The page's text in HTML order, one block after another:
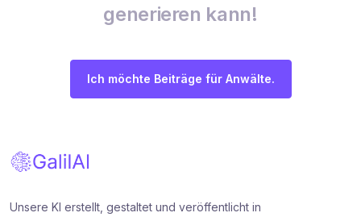
generieren kann!
Ich möchte Beiträge für Anwälte.
Unsere KI erstellt, gestaltet und veröffentlicht in